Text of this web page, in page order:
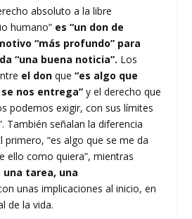
absoluto a la libre
humano” es “un don de
“más profundo” para
“una buena noticia”. Los
el don que“es algo que
nos entrega” y el derecho que
podemos exigir, con sus límites
También señalan la diferencia
primero, “es algo que se me da
ello como quiera”, mientras
una tarea, una
unas implicaciones al inicio, en
de la vida.